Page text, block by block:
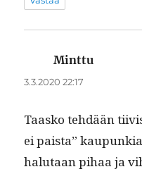
Minttu
3.3.2020 22:17
Taasko tehdään
ei paista”
halu­taan pihaa ja